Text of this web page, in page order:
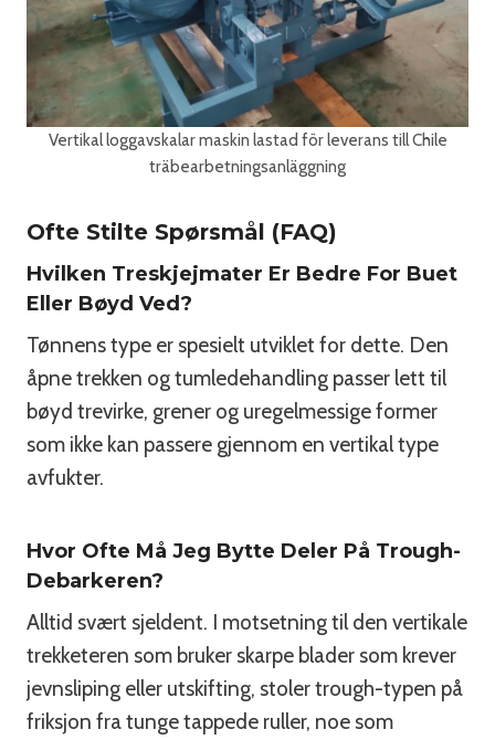
Vertikal loggavskalar maskin lastad för leverans till Chile
träbearbetningsanläggning
Ofte Stilte Spørsmål (FAQ)
Hvilken Treskjejmater Er Bedre For Buet
Eller Bøyd Ved?
Tønnens type er spesielt utviklet for dette. Den
åpne trekken og tumledehandling passer lett til
bøyd trevirke, grener og uregelmessige former
som ikke kan passere gjennom en vertikal type
avfukter.
Hvor Ofte Må Jeg Bytte Deler På Trough-
Debarkeren?
Alltid svært sjeldent. I motsetning til den vertikale
trekketeren som bruker skarpe blader som krever
jevnsliping eller utskifting, stoler trough-typen på
friksjon fra tunge tappede ruller, noe som